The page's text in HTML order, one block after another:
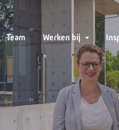
Team Werken bij